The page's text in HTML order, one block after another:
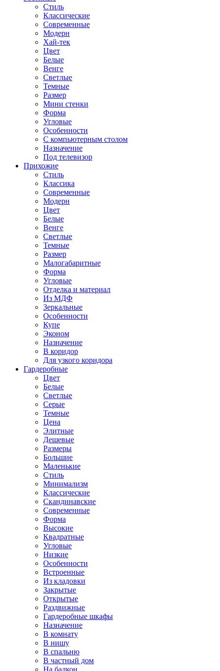
Стиль
Классические
Современные
Модерн
Хай-тек
Цвет
Белые
Венге
Светлые
Темные
Размер
Мини стенки
Форма
Угловые
Особенности
С компьютерным столом
Назначение
Под телевизор
Прихожие
Стиль
Классика
Современные
Модерн
Цвет
Белые
Венге
Светлые
Темные
Размер
Малогабаритные
Форма
Угловые
Отделка и материал
Из МДФ
Зеркальные
Особенности
Купе
Эконом
Назначение
В коридор
Для узкого коридора
Гардеробные
Цвет
Белые
Светлые
Серые
Темные
Цена
Элитные
Дешевые
Размеры
Большие
Маленькие
Стиль
Минимализм
Классические
Скандинавские
Современные
Форма
Высокие
Квадратные
Угловые
Низкие
Особенности
Встроенные
Из кладовки
Закрытые
Открытые
Раздвижные
Гардеробные шкафы
Назначение
В комнату
В нишу
В спальню
В частный дом
На балкон